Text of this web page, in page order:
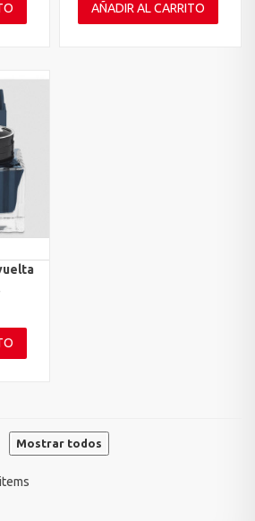
AÑADIR AL CARRITO
Mostrar todos